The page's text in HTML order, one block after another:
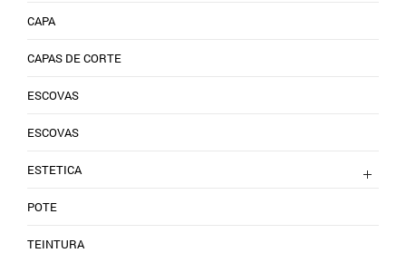
CAPA
CAPAS DE CORTE
ESCOVAS
ESCOVAS
ESTETICA
POTE
TEINTURA